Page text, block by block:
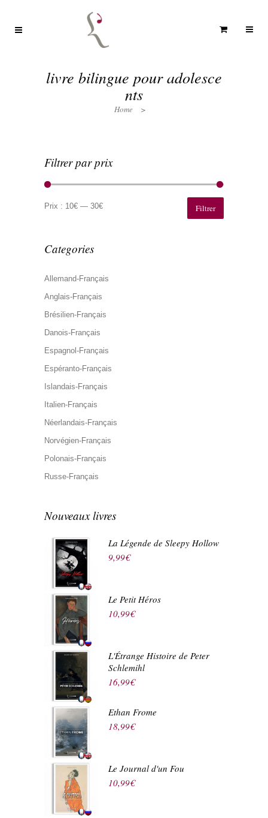
livre bilingue pour adolesce
nts
Home >
Filtrer par prix
min
max
Filtrer
Prix : 10€ — 30€
Categories
Allemand-Français
Anglais-Français
Brésilien-Français
Danois-Français
Espagnol-Français
Espéranto-Français
Islandais-Français
Italien-Français
Néerlandais-Français
Norvégien-Français
Polonais-Français
Russe-Français
Nouveaux livres
La Légende de Sleepy Hollow
9,99€
Le Petit Héros
10,99€
L'Étrange Histoire de Peter
Schlemihl
16,99€
Ethan Frome
18,99€
Le Journal d'un Fou
10,99€